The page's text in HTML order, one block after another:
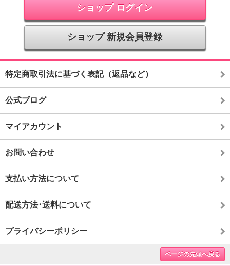
ショップ ログイン
ショップ 新規会員登録
特定商取引法に基づく表記（返品など）
公式ブログ
マイアカウント
お問い合わせ
支払い方法について
配送方法･送料について
プライバシーポリシー
ページの先頭へ戻る